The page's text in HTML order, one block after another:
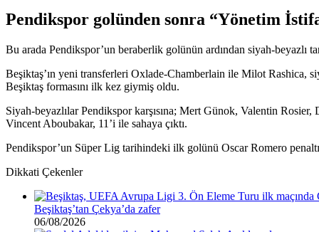
Pendikspor golünden sonra “Yönetim
Bu arada Pendikspor’un beraberlik golünün ardından siyah-beyazlı
Beşiktaş’ın yeni transferleri Oxlade-Chamberlain ile Milot Rashica,
Beşiktaş formasını ilk kez giymiş oldu.
Siyah-beyazlılar Pendikspor karşısına; Mert Günok, Valentin
Vincent Aboubakar, 11’i ile sahaya çıktı.
Pendikspor’un Süper Lig tarihindeki ilk golünü Oscar Romero
Dikkati Çekenler
Beşiktaş’tan Çekya’da zafer
06/08/2026